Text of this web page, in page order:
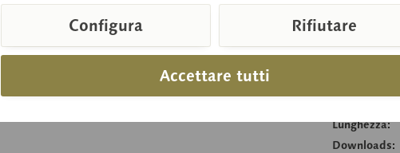
Confronta
Lunghezza:
Downloads:
Accettare tutti
Configura Rifiutare